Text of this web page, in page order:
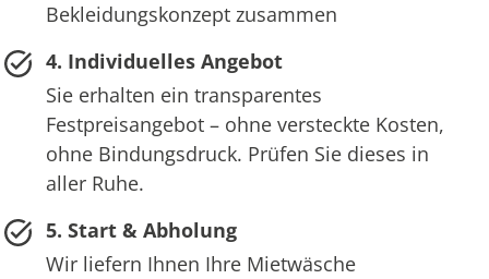
Bekleidungskonzept zusammen
4. Individuelles Angebot
Sie erhalten ein transparentes
Festpreisangebot – ohne versteckte Kosten,
ohne Bindungsdruck. Prüfen Sie dieses in
aller Ruhe.
5. Start & Abholung
Wir liefern Ihnen Ihre Mietwäsche